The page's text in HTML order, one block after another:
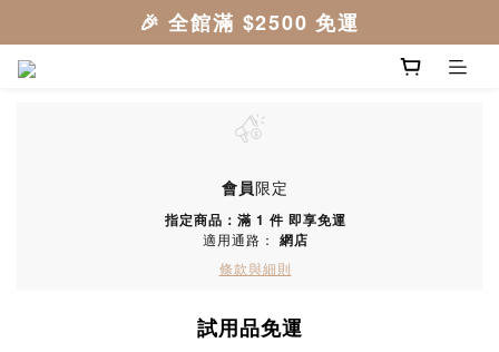
會員限定
指定商品：滿 1 件 即享免運
適用通路： 網店
條款與細則
試用品免運